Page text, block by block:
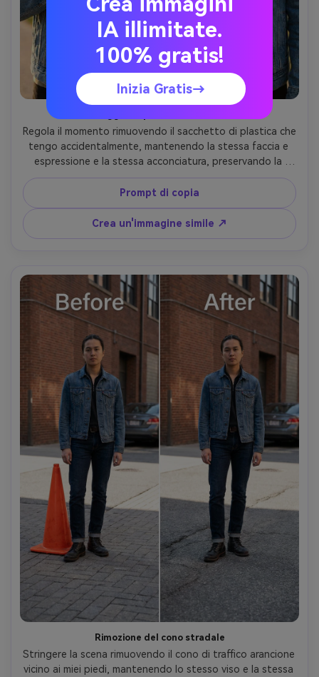
Regola il momento rimuovendo il sacchetto di plastica che
tengo accidentalmente, mantenendo la stessa faccia e
espressione e la stessa acconciatura, preservando la
forma della mano, il tono della pelle e le ombre naturali in
modo che la mia mano non sembri deformata-AR 4:5
Prompt di copia
Crea un'immagine simile ↗
Rimozione del cono stradale
Stringere la scena rimuovendo il cono di traffico arancione
vicino ai miei piedi, mantenendo lo stesso viso e la stessa
IA illimitate.
100% gratis!
Inizia Gratis→